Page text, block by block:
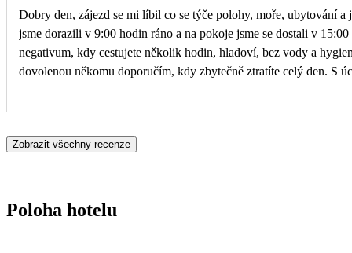
Dobry den, zájezd se mi líbil co se týče polohy, moře, ubytování a jídla bylo vše velmi kvalitní. Jako velkou negativní připomínku mám pozdní ubytování na pokoje. Na místo určení
jsme dorazili v 9:00 hodin ráno a na pokoje jsme se dostali v
negativum, kdy cestujete několik hodin, hladoví, bez vody a
dovolenou
Zobrazit všechny recenze
Poloha hotelu